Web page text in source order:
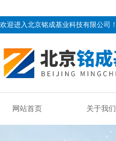
欢迎进入北京铭成基业科技有限公司！
网站首页 关于我们